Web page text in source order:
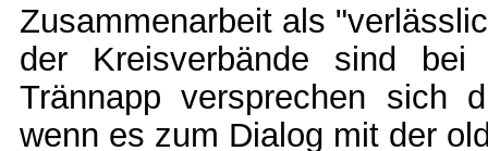
Zusammenarbeit als
der Kreisverbände sind
Trännapp versprechen sich
wenn es zum Dialog mit der